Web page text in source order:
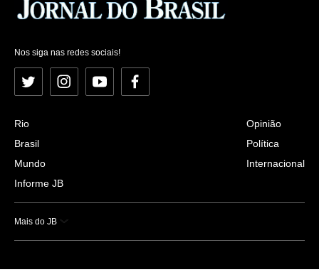
Nos siga nas redes sociais!
Twitter InstagramYouTubeFacebook
Rio
Brasil
Mundo
Informe JB
Opinião
Política
Internacional
Mais do JB
Esportes